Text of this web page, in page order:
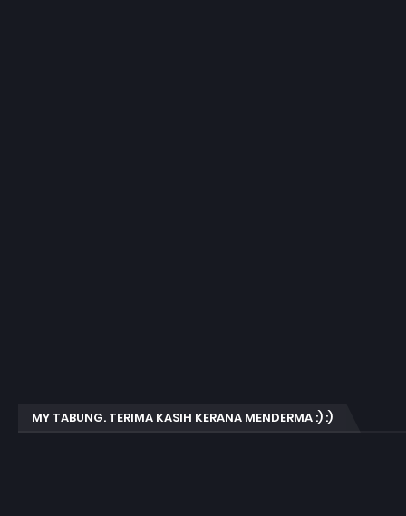
MY TABUNG. TERIMA KASIH KERANA MENDERMA :) :)